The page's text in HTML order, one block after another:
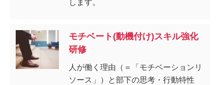
します。
モチベート(動機付け)スキル強化
研修
人が働く理由（＝「モチベーションリ
ソース」）と部下の思考・行動特性